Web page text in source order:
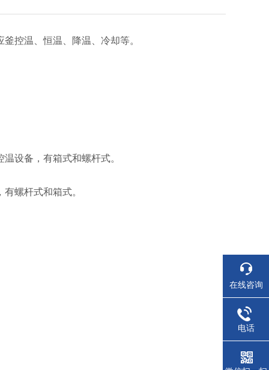
控温、恒温、降温、冷却等。
设备，有箱式和螺杆式。
螺杆式和箱式。
在线咨询
电话